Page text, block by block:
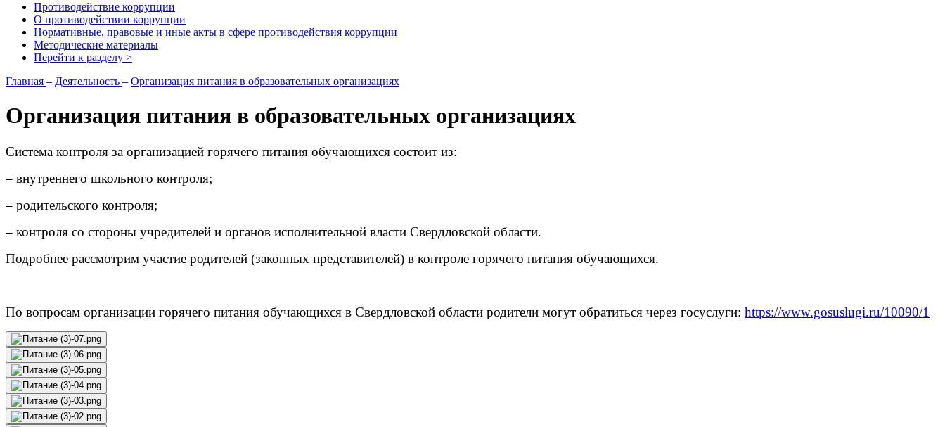
Противодействие коррупции
О противодействии коррупции
Нормативные, правовые и иные акты в сфере противодействия коррупции
Методические материалы
Перейти к разделу >
Главная – Деятельность – Организация питания в образовательных организациях
Организация питания в образовательных организациях
Система контроля за организацией горячего питания обучающихся состоит из:
– внутреннего школьного контроля;
– родительского контроля;
– контроля со стороны учредителей и органов исполнительной власти Свердловской области.
Подробнее рассмотрим участие родителей (законных представителей) в контроле горячего питания обучающихся.
По вопросам организации горячего питания обучающихся в Свердловской области родители могут обратиться через госуслуги: https://www.gosuslugi.ru/10090/1